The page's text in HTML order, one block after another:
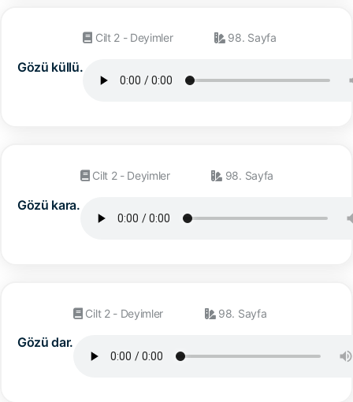
Gözü küllü.
Cilt 2 - Deyimler 98. Sayfa
Gözü kara.
Cilt 2 - Deyimler 98. Sayfa
Gözü dar.
Cilt 2 - Deyimler 98. Sayfa